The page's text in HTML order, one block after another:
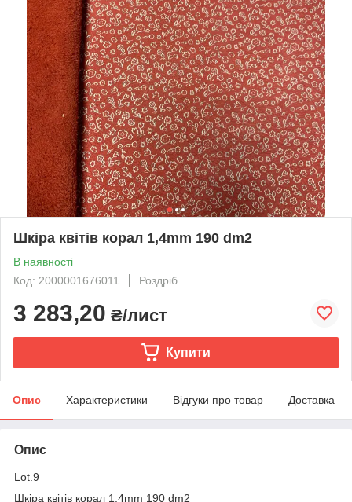
Шкіра квітів корал 1,4mm 190 dm2
В наявності
Код: 2000001676011
Роздріб
3 283,20 ₴/лист
Купити
Опис Характеристики Відгуки про товар Доставка
Опис
Lot.9
Шкіра квітів корал 1,4mm 190 dm2